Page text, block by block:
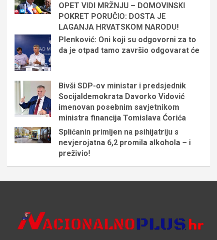
OPET VIDI MRŽNJU – DOMOVINSKI
POKRET PORUČIO: DOSTA JE
LAGANJA HRVATSKOM NARODU!
Plenković: Oni koji su odgovorni za to
da je otpad tamo završio odgovarat će
Bivši SDP-ov ministar i predsjednik
Socijaldemokrata Davorko Vidović
imenovan posebnim savjetnikom
ministra financija Tomislava Ćorića
Splićanin primljen na psihijatriju s
nevjerojatna 6,2 promila alkohola – i
preživio!